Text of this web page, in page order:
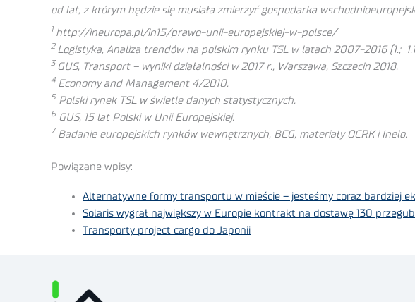
od lat, z którym będzie się musiała zmierzyć gospodarka
1 http://ineuropa.pl/in15/prawo-unii-europejskiej-w-polsce/
2 Logistyka, Analiza trendów na polskim rynku TSL w latach 2007-2016 (1.;
3GUS, Transport – wyniki działalności w 2017 r., Warszawa, Szczecin 2018.
4Economy and Management 4/2010.
5 Polski rynek TSL w świetle danych statystycznych.
6 GUS, 15 lat Polski w Unii Europejskiej.
7 Badanie europejskich rynków wewnętrznych, BCG, materiały OCRK i Inelo.
Powiązane wpisy:
Alternatywne formy transportu w mieście – jesteśmy coraz bardziej
Solaris wygrał największy w Europie kontrakt na dostawę 130
Transporty project cargo do Japonii